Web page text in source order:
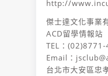
http://
傑士達文化事業
ACD留學情報站
TEL：
Email：
台北市大安區忠